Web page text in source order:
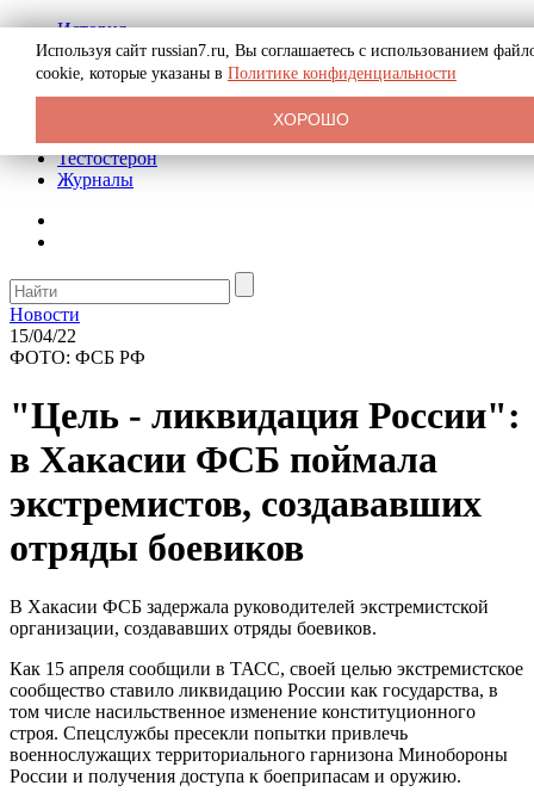
История
Биография
Криминал
Реклама на сайте
Тестостерон
Журналы
Новости
15/04/22
ФОТО: ФСБ РФ
"Цель - ликвидация России":
в Хакасии ФСБ поймала
экстремистов, создававших
отряды боевиков
В Хакасии ФСБ задержала руководителей экстремистской
организации, создававших отряды боевиков.
Как 15 апреля сообщили в ТАСС, своей целью экстремистское
сообщество ставило ликвидацию России как государства, в
том числе насильственное изменение конституционного
строя. Спецслужбы пресекли попытки привлечь
военнослужащих территориального гарнизона Минобороны
России и получения доступа к боеприпасам и оружию.
Используя сайт russian7.ru, Вы соглашаетесь с использованием
cookie, которые указаны в Политике конфиденциальности
ХОРОШО